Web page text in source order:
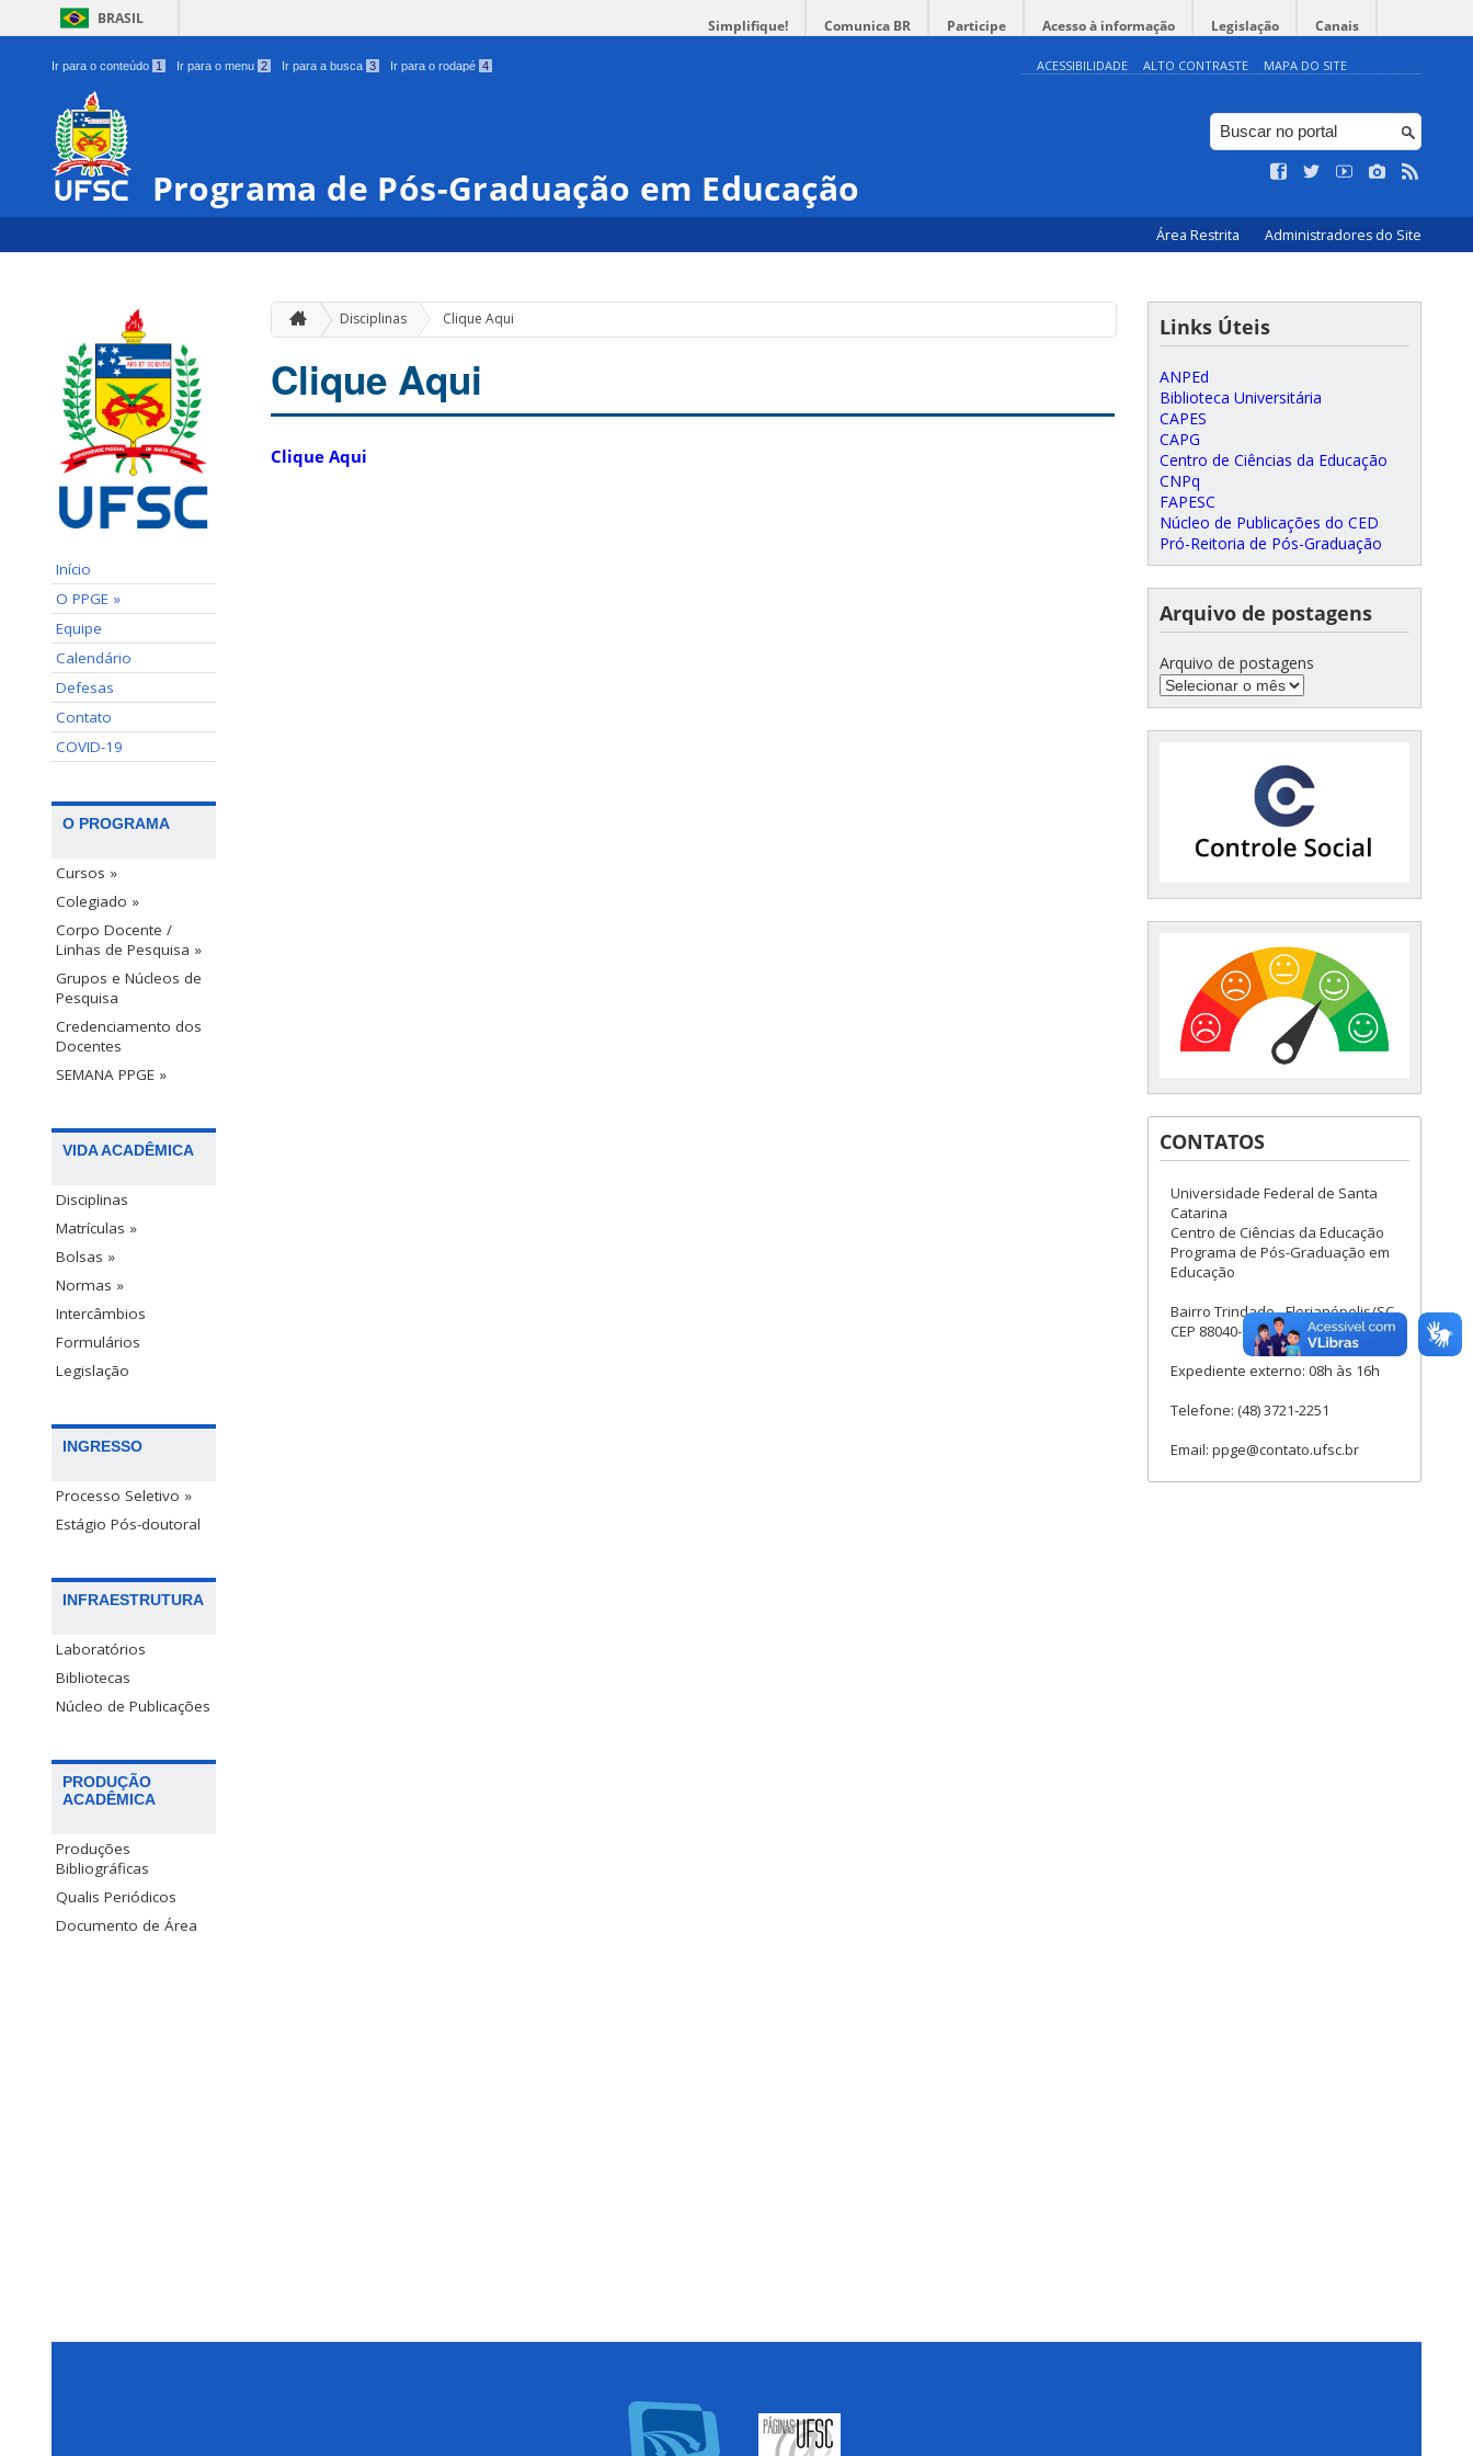
BRASIL Simplifique! Comunica BR Participe Acesso à informação Legislação Canais
Ir para o conteúdo 1 Ir para o menu 2 Ir para a busca 3 Ir para o rodapé 4 ACESSIBILIDADE ALTO CONTRASTE MAPA DO SITE
Programa de Pós-Graduação em Educação
Área Restrita Administradores do Site
Início
O PPGE »
Equipe
Calendário
Defesas
Contato
COVID-19
O PROGRAMA
Cursos »
Colegiado »
Corpo Docente /
Linhas de Pesquisa »
Grupos e Núcleos de
Pesquisa
Credenciamento dos
Docentes
SEMANA PPGE »
VIDA ACADÊMICA
Disciplinas
Matrículas »
Bolsas »
Normas »
Intercâmbios
Formulários
Legislação
INGRESSO
Processo Seletivo »
Estágio Pós-doutoral
INFRAESTRUTURA
Laboratórios
Bibliotecas
Núcleo de Publicações
PRODUÇÃO
ACADÊMICA
Produções
Bibliográficas
Qualis Periódicos
Documento de Área
Disciplinas Clique Aqui
Clique Aqui
Clique Aqui
Links Úteis
ANPEd
Biblioteca Universitária
CAPES
CAPG
Centro de Ciências da Educação
CNPq
FAPESC
Núcleo de Publicações do CED
Pró-Reitoria de Pós-Graduação
Arquivo de postagens
Arquivo de postagens
CONTATOS
Universidade Federal de Santa
Catarina
Centro de Ciências da Educação
Programa de Pós-Graduação em
Educação
Bairro Trindade - Florianópolis/SC
CEP 88040-900
Expediente externo: 08h às 16h
Telefone: (48) 3721-2251
Email: ppge@contato.ufsc.br